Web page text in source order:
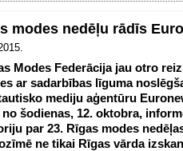
modes nedēļu rādīs
Modes Federācija jau otro
ar sadarbības līguma
mediju aģentūru
šodienas, 12. oktobra,
par 23. Rīgas modes
ne tikai Rīgas vārda